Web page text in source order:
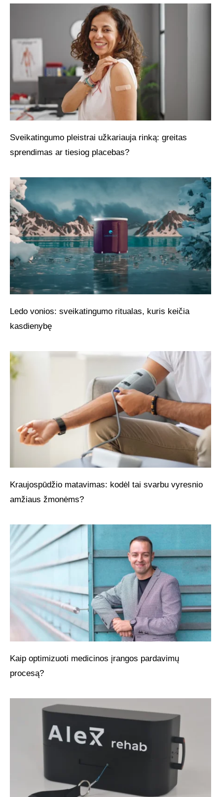
Sveikatingumo pleistrai užkariauja rinką: greitas
sprendimas ar tiesiog placebas?
Ledo vonios: sveikatingumo ritualas, kuris keičia
kasdienybę
Kraujospūdžio matavimas: kodėl tai svarbu vyresnio
amžiaus žmonėms?
Kaip optimizuoti medicinos įrangos pardavimų
procesą?